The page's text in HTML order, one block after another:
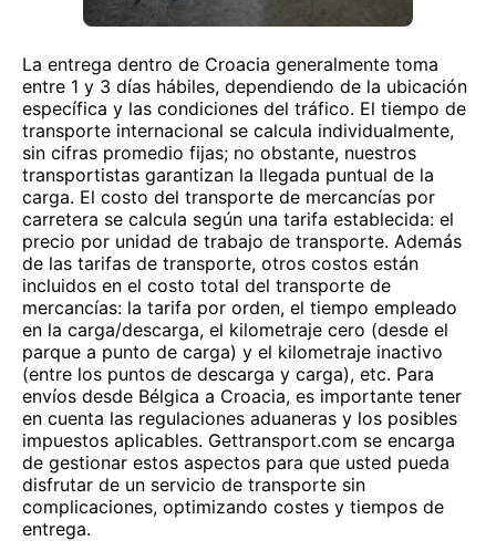
La entrega dentro de Croacia generalmente toma
entre 1 y 3 días hábiles, dependiendo de la ubicación
específica y las condiciones del tráfico. El tiempo de
transporte internacional se calcula individualmente,
sin cifras promedio fijas; no obstante, nuestros
transportistas garantizan la llegada puntual de la
carga. El costo del transporte de mercancías por
carretera se calcula según una tarifa establecida: el
precio por unidad de trabajo de transporte. Además
de las tarifas de transporte, otros costos están
incluidos en el costo total del transporte de
mercancías: la tarifa por orden, el tiempo empleado
en la carga/descarga, el kilometraje cero (desde el
parque a punto de carga) y el kilometraje inactivo
(entre los puntos de descarga y carga), etc. Para
envíos desde Bélgica a Croacia, es importante tener
en cuenta las regulaciones aduaneras y los posibles
impuestos aplicables. Gettransport.com se encarga
de gestionar estos aspectos para que usted pueda
disfrutar de un servicio de transporte sin
complicaciones, optimizando costes y tiempos de
entrega.